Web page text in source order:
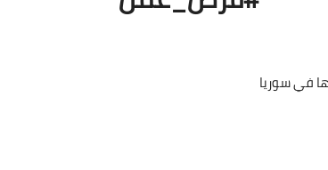
في سوريا